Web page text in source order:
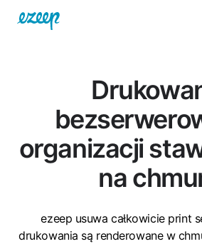
organizacji
na
ezeep usuwa całkowicie print
drukowania są renderowane w